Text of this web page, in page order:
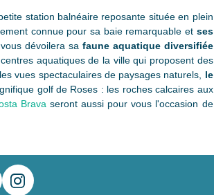
station balnéaire reposante située en plein
connue pour sa baie remarquable et ses
dévoilera sa faune aquatique diversifiée
aquatiques de la ville qui proposent des
vues spectaculaires de paysages naturels, le
golf de Roses : les roches calcaires aux
Brava seront aussi pour vous l'occasion de